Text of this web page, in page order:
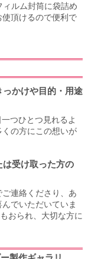
ィルム封筒に袋詰め
頂けるので便利で
かけや目的・用途
つひとつ見れるよ
の方にこの想いが
受け取った方の
連絡くださり、あ
でいただいていま
おられ、大切な方に